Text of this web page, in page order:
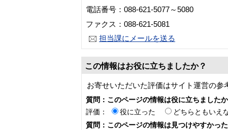
電話番号：088-621-5077～5080
ファクス：088-621-5081
担当課にメールを送る
この情報はお役に立ちましたか？
お寄せいただいた評価はサイト運営の参
質問：このページの情報は役に立ちましたか
評価：
役に立った どちらともいえ
質問：このページの情報は見つけやすかっ